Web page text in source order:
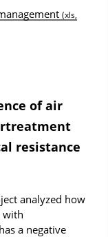
(xls,
of air
resistance
analyzed how
with
a negative